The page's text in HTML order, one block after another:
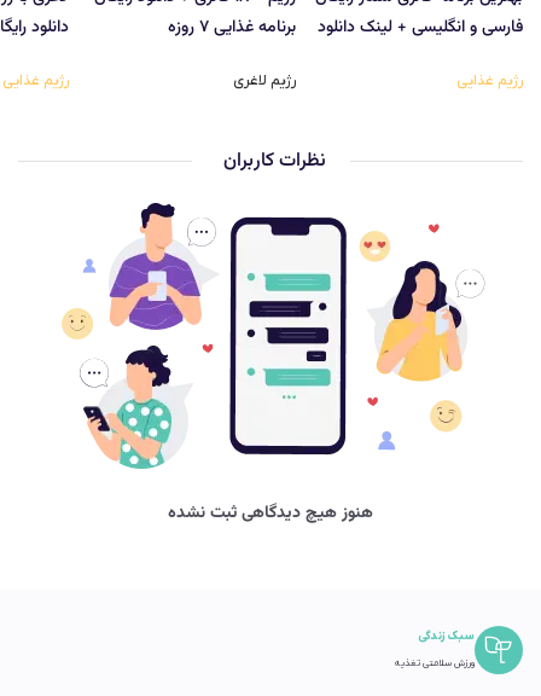
فارسی و انگلیسی + لینک دانلود
رژیم غذایی
برنامه غذایی ۷ روزه
رژیم لاغری
دانلود
رژیم غذایی
نظرات کاربران
هنوز هیچ دیدگاهی ثبت نشده
سبک زندگی
ورزش سلامتی تغذیه